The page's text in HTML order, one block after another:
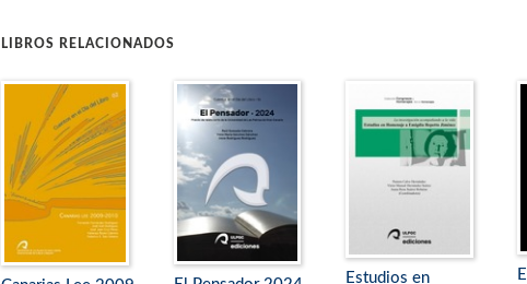
LIBROS RELACIONADOS
Estudios en